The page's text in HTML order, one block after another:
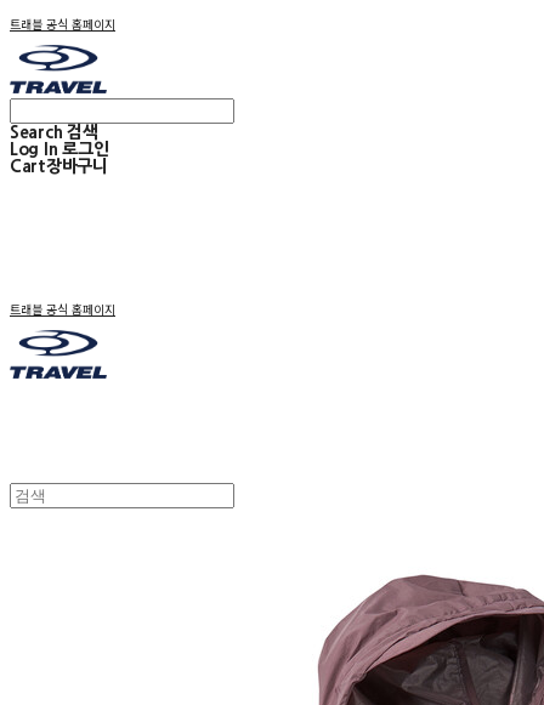
트래블 공식 홈페이지
Search 검색
Log In 로그인
Cart장바구니
트래블 공식 홈페이지